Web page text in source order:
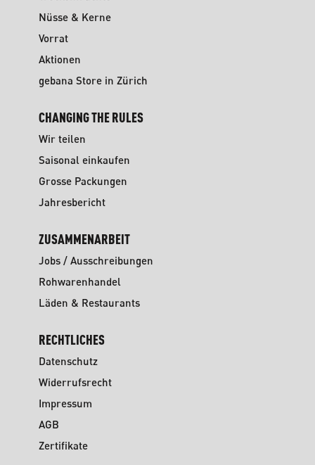
Nüsse & Kerne
Vorrat
Aktionen
gebana Store in Zürich
CHANGING THE RULES
Wir teilen
Saisonal einkaufen
Grosse Packungen
Jahresbericht
ZUSAMMENARBEIT
Jobs / Ausschreibungen
Rohwarenhandel
Läden & Restaurants
RECHTLICHES
Datenschutz
Widerrufsrecht
Impressum
AGB
Zertifikate